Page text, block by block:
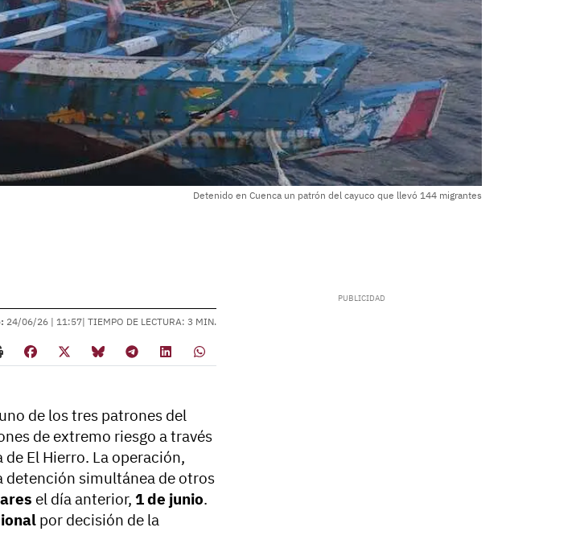
Detenido en Cuenca un patrón del cayuco que llevó 144 migrantes
24/06/26 | 11:57| TIEMPO DE LECTURA: 3 MIN.
de los tres patrones del
de extremo riesgo a través
El Hierro. La operación,
detención simultánea de otros
el día anterior, 1 de junio.
por decisión de la